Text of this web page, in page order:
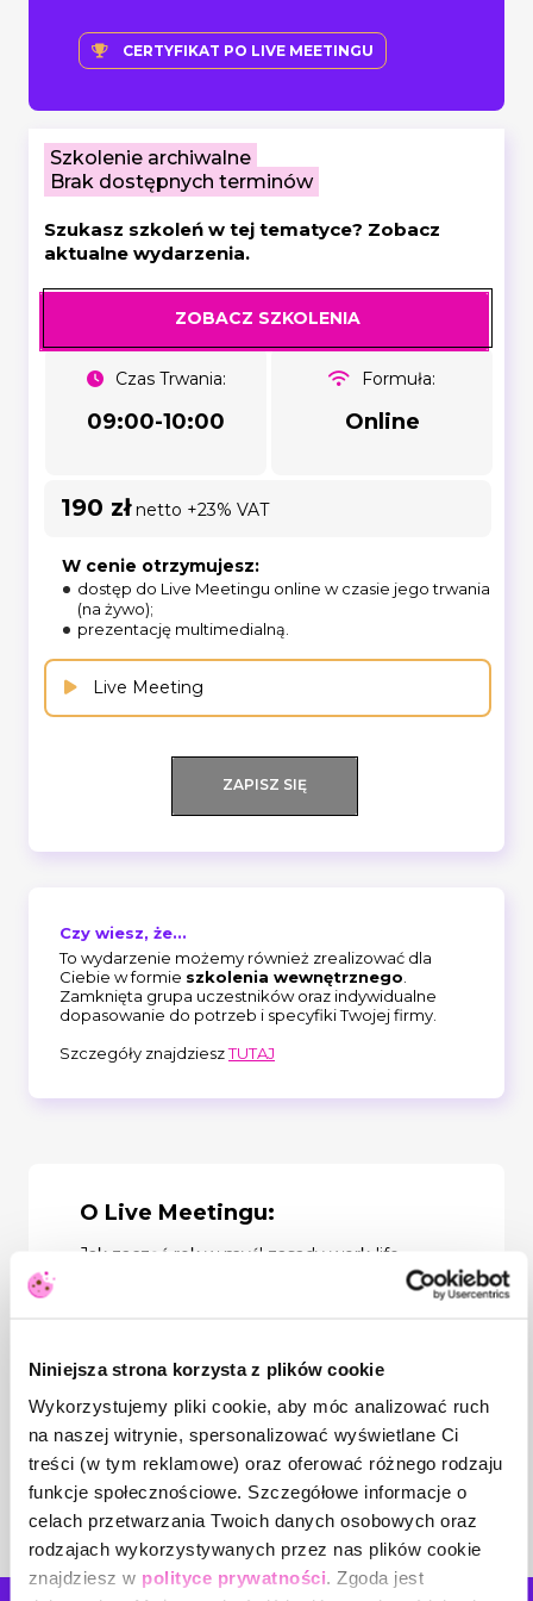
Niniejsza strona korzysta z plików cookie
Wykorzystujemy pliki cookie, aby móc analizować ruch
na naszej witrynie, spersonalizować wyświetlane Ci
treści (w tym reklamowe) oraz oferować różnego rodzaju
funkcje społecznościowe. Szczegółowe informacje o
celach przetwarzania Twoich danych osobowych oraz
rodzajach wykorzystywanych przez nas plików cookie
znajdziesz w polityce prywatności. Zgoda jest
CERTYFIKAT PO LIVE MEETINGU
Szkolenie archiwalne
Brak dostępnych terminów
Szukasz szkoleń w tej tematyce? Zobacz
aktualne wydarzenia.
ZOBACZ SZKOLENIA
Czas Trwania:
09:00-10:00
Formuła:
Online
190 złnetto +23% VAT
W cenie otrzymujesz:
dostęp do Live Meetingu online w czasie jego trwania
(na żywo);
prezentację multimedialną.
Live Meeting
ZAPISZ SIĘ
Czy wiesz, że...
To wydarzenie możemy również zrealizować dla
Ciebie w formie szkolenia wewnętrznego
Zamknięta grupa uczestników oraz indywidualne
dopasowanie do potrzeb i specyfiki Twojej firmy.
Szczegóły znajdzieszTUTAJ
O Live Meetingu:
Jak zacząć rok w myśl zasady work-life
balance, jeśli chcesz, a nie umiesz dokonać
zmiany? Podczas Live Meetingu skupimy
tym nowym roku. Dostaniesz kilkanaście
prostych i sprawdzonych „patentów” na to,
jak w końcu coś zmienić, a nie tylko o tym
mówić. Dowiesz się, czy te postanowienia i
plany są konieczne. Usłyszysz o kilku
technikach do zastosowania. To spotkanie
będzie również o motywacji i zdrowym
rozsądku.